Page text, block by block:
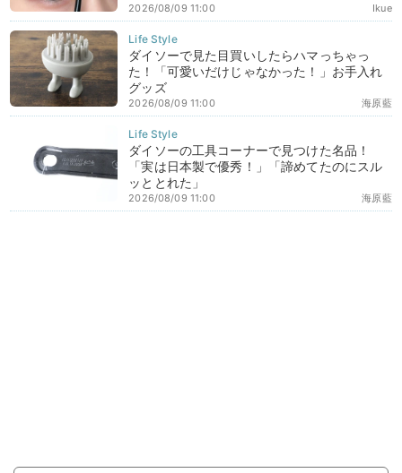
Ikue
2026/08/09 11:00
ダイソーで見た目買いしたらハマっちゃっ
た！「可愛いだけじゃなかった！」お手入れ
グッズ
海原藍
2026/08/09 11:00
ダイソーの工具コーナーで見つけた名品！
「実は日本製で優秀！」「諦めてたのにスル
ッととれた」
海原藍
2026/08/09 11:00